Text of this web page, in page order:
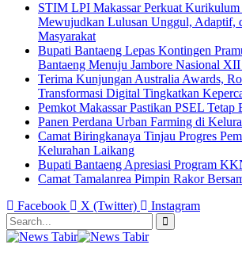
STIM LPI Makassar Perkuat
Mewujudkan Lulusan Unggul, Adaptif,
Masyarakat
Bupati Bantaeng Lepas Kontingen
Bantaeng Menuju Jambore Nasional
Terima Kunjungan Australia Awards,
Transformasi Digital Tingkatkan
Pemkot Makassar Pastikan PSEL Tetap
Panen Perdana Urban Farming di
Camat Biringkanaya Tinjau Progres
Kelurahan Laikang
Bupati Bantaeng Apresiasi Program
Camat Tamalanrea Pimpin Rakor
Facebook
X (Twitter) Instagram